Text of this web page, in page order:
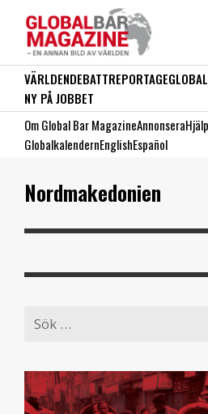
VÄRLDENDEBATTREPORTAGE
NY PÅ JOBBET
Om Global Bar MagazineAnnonsera
GlobalkalendernEnglishEspañol
Nordmakedonien
Search
for: